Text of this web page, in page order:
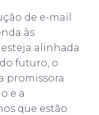
de e-mail
às
alinhada
futuro, o
promissora
e a
que estão